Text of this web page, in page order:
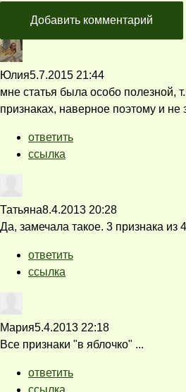
Добавить комментарий
Юлия5.7.2015 21:44
мне статья была особо полезной,
признаках, наверное поэтому и не
ответить
ссылка
Татьяна8.4.2013 20:28
Да, замечала такое. 3 признака из
ответить
ссылка
Мария5.4.2013 22:18
Все признаки "в яблочко" ...
ответить
ссылка